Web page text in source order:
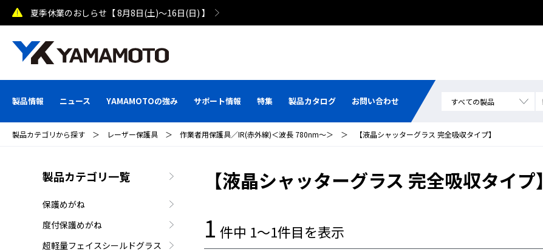
夏季休業のおしらせ【 8月8日(土)～16日(日) 】
製品情報 ニュース YAMAMOTOの強み サポート情報 特集 製品カタログ お問い合わせ
製品カテゴリから探す ＞ レーザー保護具 ＞ 作業者用保護具／IR(赤外線)＜波長 780nm～＞ ＞ 【液晶シャッターグラス 完全吸収タイプ】
製品カテゴリ一覧
保護めがね
度付保護めがね
超軽量フェイスシールドグラス
【液晶シャッターグラス 完全吸収タイプ】
1 件中 1～1件目を表示